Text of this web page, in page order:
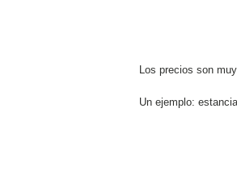
Los precios son
Un ejemplo: